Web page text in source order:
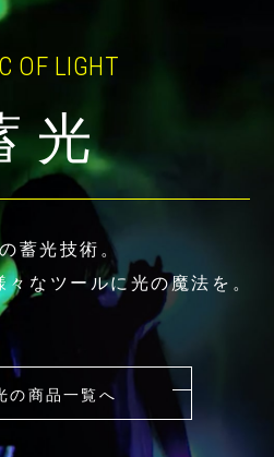
OF LIGHT
光
蓄光技術。
々なツールに光の魔法を。
の商品一覧へ